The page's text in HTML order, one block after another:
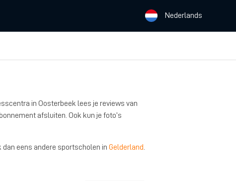
Nederlands
in Oosterbeek lees je reviews van
afsluiten. Ook kun je foto’s
eens andere sportscholen in Gelderland